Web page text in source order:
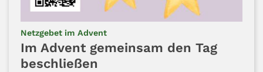
Netzgebet im Advent:
Im Advent gemeinsam den Tag
beschließen